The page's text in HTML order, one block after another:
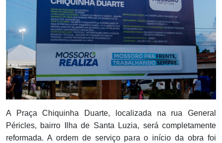
A Praça Chiquinha Duarte, localizada na rua General
Péricles, bairro Ilha de Santa Luzia, será completamente
reformada. A ordem de serviço para o início da obra foi